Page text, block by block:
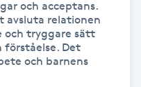
och acceptans.
avsluta relationen
och tryggare sätt
Det
och barnens